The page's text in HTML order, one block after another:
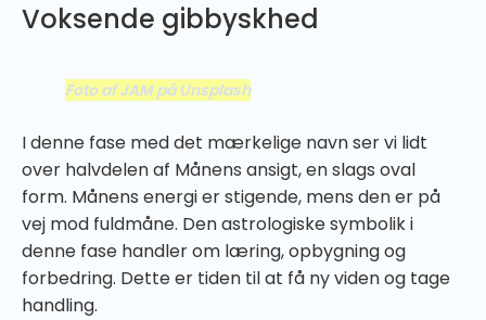
Voksende gibbyskhed
Foto af JAM på Unsplash
I denne fase med det mærkelige navn ser vi lidt
over halvdelen af Månens ansigt, en slags oval
form. Månens energi er stigende, mens den er på
vej mod fuldmåne. Den astrologiske symbolik i
denne fase handler om læring, opbygning og
forbedring. Dette er tiden til at få ny viden og tage
handling.